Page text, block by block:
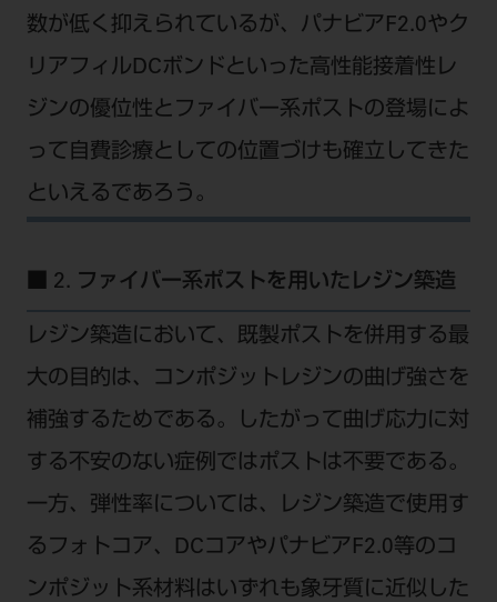
数が低く抑えられているが、パナビアF2.0やク
リアフィルDCボンドといった高性能接着性レ
ジンの優位性とファイバー系ポストの登場によ
って自費診療としての位置づけも確立してきた
といえるであろう。
■ 2. ファイバー系ポストを用いたレジン築造
レジン築造において、既製ポストを併用する最
大の目的は、コンポジットレジンの曲げ強さを
補強するためである。したがって曲げ応力に対
する不安のない症例ではポストは不要である。
一方、弾性率については、レジン築造で使用す
るフォトコア、DCコアやパナビアF2.0等のコ
ンポジット系材料はいずれも象牙質に近似した